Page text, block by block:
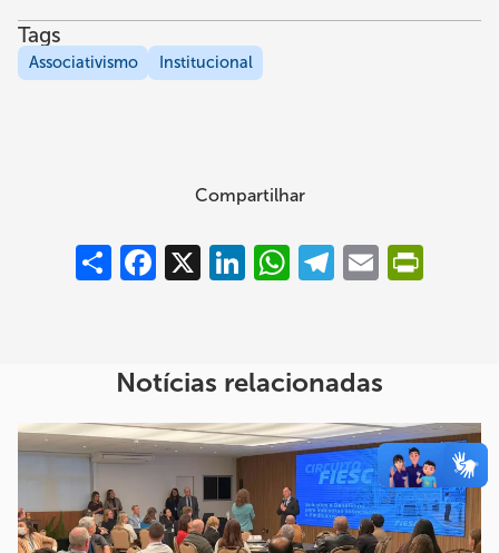
Tags
Associativismo Institucional
Compartilhar
Compartilhar
Facebook
X LinkedInWhatsAppTelegram
Email
Notícias relacionadas